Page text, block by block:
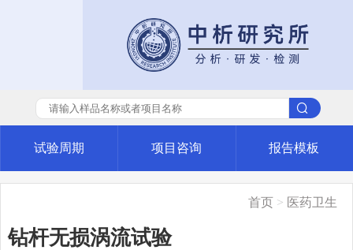
试验周期 项目咨询 报告模板
首页 > 医药卫生
钻杆无损涡流试验